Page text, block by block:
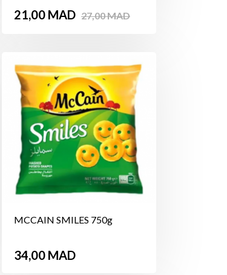
Prix
21,00 MAD Prix
27,00 MAD
MCCAIN SMILES 750g
Prix
34,00 MAD